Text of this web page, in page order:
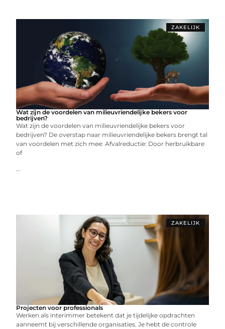
ZAKELIJK
Wat zijn de voordelen van milieuvriendelijke bekers voor
bedrijven?
Wat zijn de voordelen van milieuvriendelijke bekers voor
bedrijven? De overstap naar milieuvriendelijke bekers brengt tal
van voordelen met zich mee: Afvalreductie: Door herbruikbare
of
...
ZAKELIJK
Projecten voor professionals
Werken als interimmer betekent dat je tijdelijke opdrachten
aanneemt bij verschillende organisaties. Je hebt de controle